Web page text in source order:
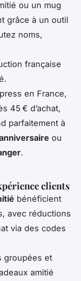
ou un mug
grâce à un outil
noms,
française
en France,
45 € d’achat,
parfaitement à
ou
.
clients
bénéficient
avec réductions
via des codes
groupées et
amitié